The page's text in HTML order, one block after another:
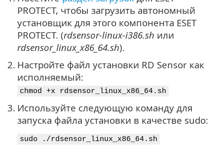
PROTECT, чтобы загрузить автономный
установщик для этого компонента ESET
PROTECT. (rdsensor-linux-i386.sh или
rdsensor_linux_x86_64.sh).
2. Настройте файл установки RD Sensor как
исполняемый:
chmod +x rdsensor_linux_x86_64.sh
3. Используйте следующую команду для
запуска файла установки в качестве sudo:
sudo ./rdsensor_linux_x86_64.sh